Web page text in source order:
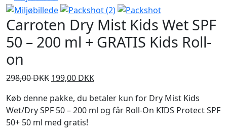
Carroten Dry Mist Kids Wet SPF
50 – 200 ml + GRATIS Kids Roll-
on
298,00DKK Den
pris
var:
298,00 DKK.
199,00 DKKDen
pris
er:
Køb denne pakke, du betaler kun for Dry Mist Kids
Wet/Dry SPF 50 – 200 ml og får Roll-On KIDS Protect SPF
50+ 50 ml med gratis!